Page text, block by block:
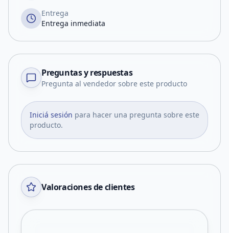
Entrega
Entrega inmediata
Preguntas y respuestas
Pregunta al vendedor sobre este producto
Iniciá sesión para hacer una pregunta sobre este
producto.
Valoraciones de clientes